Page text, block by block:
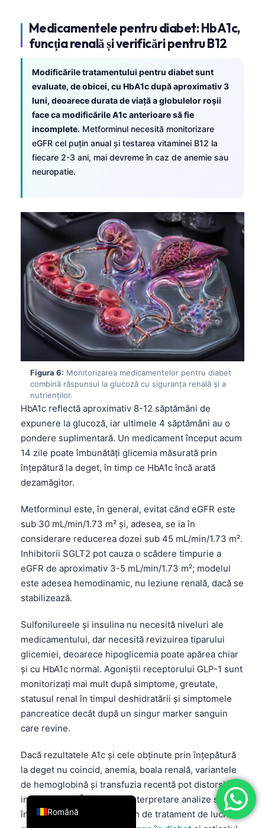
Medicamentele pentru diabet: HbA1c,
funcția renală și verificări pentru B12
Modificările tratamentului pentru diabet sunt
evaluate, de obicei, cu HbA1c după aproximativ 3
luni, deoarece durata de viață a globulelor roșii
face ca modificările A1c anterioare să fie
incomplete. Metforminul necesită monitorizare
eGFR cel puțin anual și testarea vitaminei B12 la
fiecare 2-3 ani, mai devreme în caz de anemie sau
neuropatie.
Figura 6: Monitorizarea medicamentelor pentru diabet
combină răspunsul la glucoză cu siguranța renală și a
nutrienților.
HbA1c reflectă aproximativ 8-12 săptămâni de
expunere la glucoză, iar ultimele 4 săptămâni au o
pondere suplimentară. Un medicament început acum
14 zile poate îmbunătăți glicemia măsurată prin
înțepătură la deget, în timp ce HbA1c încă arată
dezamăgitor.
Metforminul este, în general, evitat când eGFR este
sub 30 mL/min/1.73 m² și, adesea, se ia în
considerare reducerea dozei sub 45 mL/min/1.73 m².
Inhibitorii SGLT2 pot cauza o scădere timpurie a
eGFR de aproximativ 3-5 mL/min/1.73 m²; modelul
este adesea hemodinamic, nu leziune renală, dacă se
stabilizează.
Sulfonilureele și insulina nu necesită niveluri ale
medicamentului, dar necesită revizuirea tiparului
glicemiei, deoarece hipoglicemia poate apărea chiar
și cu HbA1c normal. Agoniștii receptorului GLP-1 sunt
monitorizați mai mult după simptome, greutate,
statusul renal în timpul deshidratării și simptomele
pancreatice decât după un singur marker sanguin
care revine.
Dacă rezultatele A1c și cele obținute prin înțepătură
la deget nu coincid, anemia, boala renală, variantele
de hemoglobină și transfuzia recentă pot distorsiona
interpretarea. Începeți cu interpretare analize sange
înainte de a schimba un plan de tratament de lucru.
Română
English
Deutsch
العربية
Français
עִבְרִית
Italiano
Español
Português
Ελληνικά
简体中文
Български
Dansk
Nederlands
Bahasa Indonesia
Հայերեն
Íslenska
Српски језик
Svenska
Bosanski
Azərbaycan dili
Eesti
日本語
Čeština
ქართული
Русский
Lietuvių kalba
Polski
Magyar
Shqip
বাংলা
اردو
मराठी
తెలుగు
தமிழ்
ગુજરાતી